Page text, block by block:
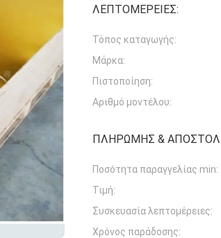
ΛΕΠΤΟΜΈΡΕΙΕΣ:
Τόπος καταγωγής:
Μάρκα:
Πιστοποίηση:
Αριθμό μοντέλου:
ΠΛΗΡΩΜΉΣ &
Ποσότητα παραγγελίας min:
Τιμή:
Συσκευασία λεπτομέρειες:
Χρόνος παράδοσης: